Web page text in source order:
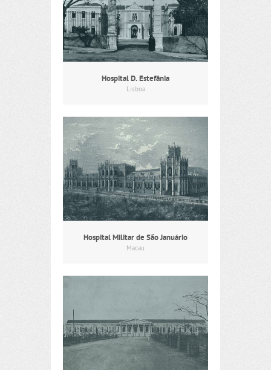
Hospital D. Estefânia
Lisboa
Hospital Militar de São Januário
Macau